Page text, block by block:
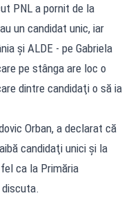
PNL a pornit de la
un candidat unic, iar
şi ALDE - pe Gabriela
pe stânga are loc o
dintre candidaţi o să ia
Orban, a declarat că
candidaţi unici şi la
ca la Primăria
discuta.